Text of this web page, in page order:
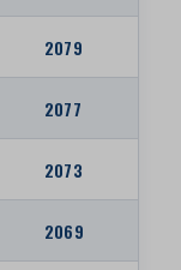
2079
2077
2073
2069